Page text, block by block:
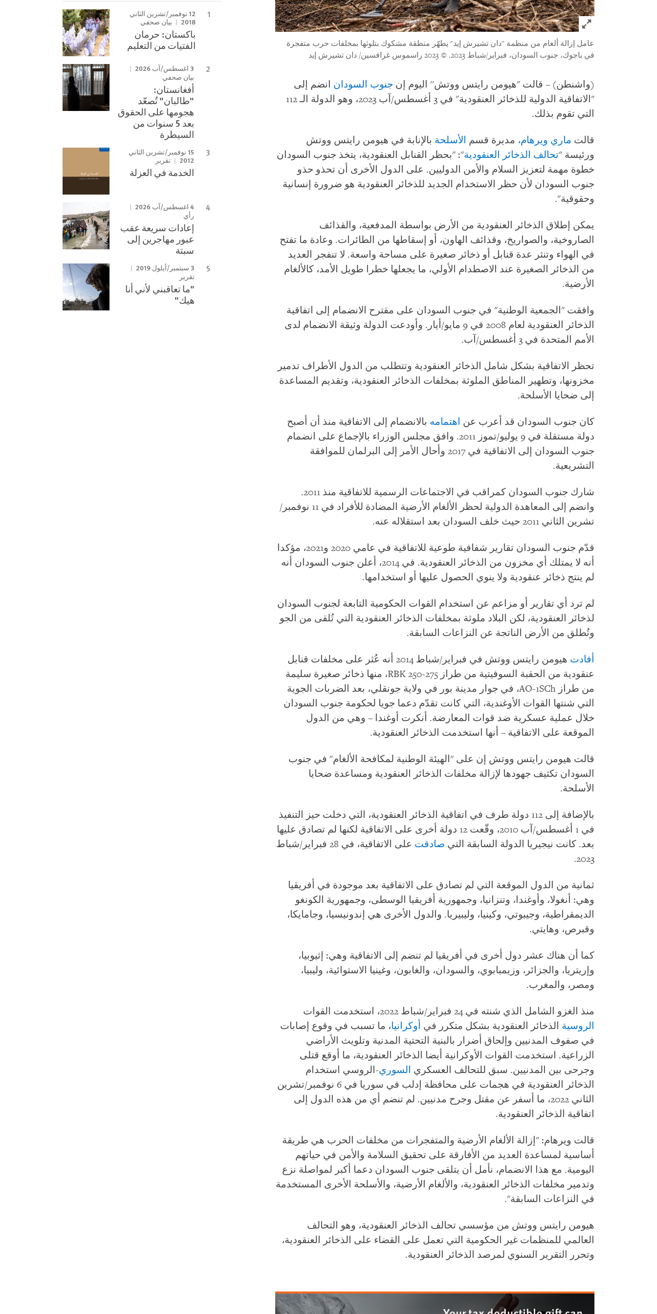
Click to expand Image
عامل إزالة ألغام من منظمة "دان تشيرش إيد" يطهّر منطقة مشكوك بتلوثها بمخلفات حرب متفجرة
في باجوك، جنوب السودان، فبراير/شباط 2023.
© 2023 راسموس غرافسين/ دان تشيرش إيد
(واشنطن) – قالت "هيومن رايتس ووتش'' اليوم إن جنوب السودان انضم إلى
"الاتفاقية الدولية للذخائر العنقودية" في 3 أغسطس/آب 2023، وهو الدولة الـ 112
التي تقوم بذلك.
قالت ماري ويرهام، مديرة قسم الأسلحة بالإنابة في هيومن رايتس ووتش
ورئيسة "تحالف الذخائر العنقودية": "بحظر القنابل العنقودية، يتخذ جنوب السودان
خطوة مهمة لتعزيز السلام والأمن الدوليين. على الدول الأخرى أن تحذو حذو
جنوب السودان لأن حظر الاستخدام الجديد للذخائر العنقودية هو ضرورة إنسانية
وحقوقية".
يمكن إطلاق الذخائر العنقودية من الأرض بواسطة المدفعية، والقذائف
الصاروخية، والصواريخ، وقذائف الهاون، أو إسقاطها من الطائرات. وعادة ما تفتح
في الهواء وتنثر عدة قنابل أو ذخائر صغيرة على مساحة واسعة. لا تنفجر العديد
من الذخائر الصغيرة عند الاصطدام الأولي، ما يجعلها خطرا طويل الأمد، كالألغام
الأرضية.
وافقت "الجمعية الوطنية" في جنوب السودان على مقترح الانضمام إلى اتفاقية
الذخائر العنقودية لعام 2008 في 9 مايو/أيار. وأودعت الدولة وثيقة الانضمام لدى
الأمم المتحدة في 3 أغسطس/آب.
تحظر الاتفاقية بشكل شامل الذخائر العنقودية وتتطلب من الدول الأطراف تدمير
مخزونها، وتطهير المناطق الملوثة بمخلفات الذخائر العنقودية، وتقديم المساعدة
إلى ضحايا الأسلحة.
كان جنوب السودان قد أعرب عن اهتمامه بالانضمام إلى الاتفاقية منذ أن أصبح
دولة مستقلة في 9 يوليو/تموز 2011. وافق مجلس الوزراء بالإجماع على انضمام
جنوب السودان إلى الاتفاقية في 2017 وأحال الأمر إلى البرلمان للموافقة
التشريعية.
شارك جنوب السودان كمراقب في الاجتماعات الرسمية للاتفاقية منذ 2011.
وانضم إلى المعاهدة الدولية لحظر الألغام الأرضية المضادة للأفراد في 11 نوفمبر/
تشرين الثاني 2011 حيث خلف السودان بعد استقلاله عنه.
قدّم جنوب السودان تقارير شفافية طوعية للاتفاقية في عامي 2020 و2021، مؤكدا
أنه لا يمتلك أي مخزون من الذخائر العنقودية. في 2014، أعلن جنوب السودان أنه
لم ينتج ذخائر عنقودية ولا ينوي الحصول عليها أو استخدامها.
لم ترد أي تقارير أو مزاعم عن استخدام القوات الحكومية التابعة لجنوب السودان
لذخائر العنقودية، لكن البلاد ملوثة بمخلفات الذخائر العنقودية التي تُلقى من الجو
وتُطلق من الأرض الناتجة عن النزاعات السابقة.
أفادت
هيومن رايتس ووتش في فبراير/شباط 2014 أنه عُثر على مخلفات قنابل
عنقودية من الحقبة السوفيتية من طراز RBK 250-275، منها ذخائر صغيرة سليمة
من طراز AO-1SCh، في جوار مدينة بور في ولاية جونقلي، بعد الضربات الجوية
التي شنتها القوات الأوغندية، التي كانت تقدّم دعما جويا لحكومة جنوب السودان
خلال عملية عسكرية ضد قوات المعارضة. أنكرت أوغندا – وهي من الدول
الموقعة على الاتفاقية – أنها استخدمت الذخائر العنقودية.
قالت هيومن رايتس ووتش إن على "الهيئة الوطنية لمكافحة الألغام" في جنوب
السودان تكثيف جهودها لإزالة مخلفات الذخائر العنقودية ومساعدة ضحايا
الأسلحة.
بالإضافة إلى 112 دولة طرف في اتفاقية الذخائر العنقودية، التي دخلت حيز التنفيذ
في 1 أغسطس/آب 2010، وقّعت 12 دولة أخرى على الاتفاقية لكنها لم تصادق عليها
بعد. كانت نيجيريا الدولة السابقة التي صادقت
على الاتفاقية، في 28 فبراير/شباط
2023.
ثمانية من الدول الموقعة التي لم تصادق على الاتفاقية بعد موجودة في أفريقيا
وهي: أنغولا، وأوغندا، وتنزانيا، وجمهورية أفريقيا الوسطى، وجمهورية الكونغو
الديمقراطية، وجيبوتي، وكينيا، وليبيريا. والدول الأخرى هي إندونيسيا، وجامايكا،
وقبرص، وهايتي.
كما أن هناك عشر دول أخرى في أفريقيا لم تنضم إلى الاتفاقية وهي: إثيوبيا،
وإريتريا، والجزائر، وزيمبابوي، والسودان، والغابون، وغينيا الاستوائية، وليبيا،
ومصر، والمغرب.
منذ الغزو الشامل الذي شنته في 24 فبراير/شباط 2022، استخدمت القوات
الروسية الذخائر العنقودية بشكل متكرر في أوكرانيا، ما تسبب في وقوع إصابات
في صفوف المدنيين وإلحاق أضرار بالبنية التحتية المدنية وتلويث الأراضي
الزراعية. استخدمت القوات الأوكرانية أيضا الذخائر العنقودية، ما أوقع قتلى
وجرحى بين المدنيين. سبق للتحالف العسكري السوري-الروسي استخدام
الذخائر العنقودية في هجمات على محافظة إدلب في سوريا في 6 نوفمبر/تشرين
الثاني 2022، ما أسفر عن مقتل وجرح مدنيين. لم تنضم أي من هذه الدول إلى
اتفاقية الذخائر العنقودية.
قالت ويرهام: "إزالة الألغام الأرضية والمتفجرات من مخلفات الحرب هي طريقة
أساسية لمساعدة العديد من الأفارقة على تحقيق السلامة والأمن في حياتهم
اليومية. مع هذا الانضمام، نأمل أن يتلقى جنوب السودان دعما أكبر لمواصلة نزع
وتدمير مخلفات الذخائر العنقودية، والألغام الأرضية، والأسلحة الأخرى المستخدمة
في النزاعات السابقة".
هيومن رايتس ووتش من مؤسسي تحالف الذخائر العنقودية، وهو التحالف
العالمي للمنظمات غير الحكومية التي تعمل على القضاء على الذخائر العنقودية،
وتحرر التقرير السنوي لمرصد الذخائر العنقودية.
12 نوفمبر/تشرين الثاني
2018
بيان صحفي
باكستان: حرمان
الفتيات من التعليم
3 اغسطس/آب 2026
بيان صحفي
أفغانستان:
"طالبان" تُصعّد
هجومها على الحقوق
بعد 5 سنوات من
السيطرة
15 نوفمبر/تشرين الثاني
2012
تقرير
الخدمة في العزلة
4 اغسطس/آب 2026
رأي
إعادات سريعة عقب
عبور مهاجرين إلى
سبتة
3 سبتمبر/أيلول 2019
تقرير
"ما تعاقبني لأني أنا
هيك"